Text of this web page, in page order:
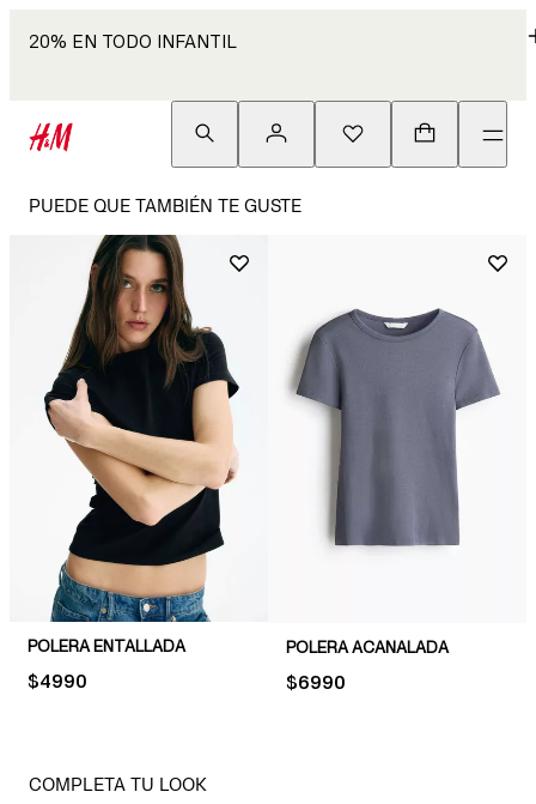
20% EN TODO INFANTIL
PUEDE QUE TAMBIÉN TE GUSTE
POLERA ENTALLADA
PRICE:
$4990
POLERA ACANALADA
PRICE:
$6990
COMPLETA TU LOOK